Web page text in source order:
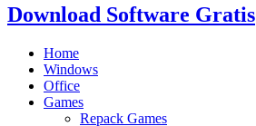
Download Software Gratis
Home
Windows
Office
Games
Repack Games